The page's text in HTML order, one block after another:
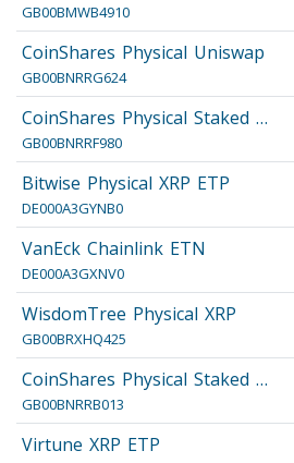
GB00BMWB4910
CoinShares Physical Uniswap
GB00BNRRG624
CoinShares Physical Staked …
GB00BNRRF980
Bitwise Physical XRP ETP
DE000A3GYNB0
VanEck Chainlink ETN
DE000A3GXNV0
WisdomTree Physical XRP
GB00BRXHQ425
CoinShares Physical Staked …
GB00BNRRB013
Virtune XRP ETP